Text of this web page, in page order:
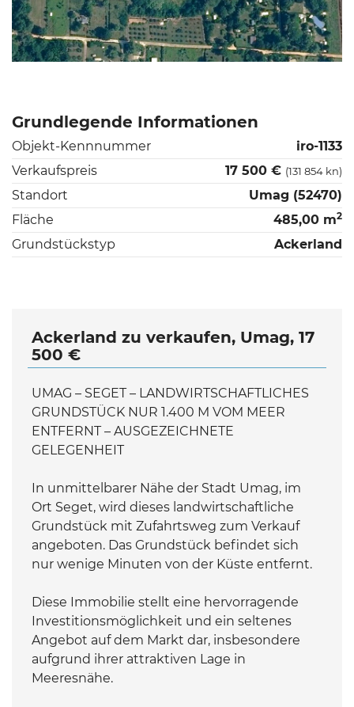
Grundlegende Informationen
Objekt-Kennnummer
iro-1133
Verkaufspreis
17 500 € (131 854 kn)
Standort
Umag (52470)
Fläche
485,00 m2
Grundstückstyp Ackerland
Ackerland zu verkaufen, Umag, 17
500 €
UMAG – SEGET – LANDWIRTSCHAFTLICHES
GRUNDSTÜCK NUR 1.400 M VOM MEER
ENTFERNT – AUSGEZEICHNETE
GELEGENHEIT
In unmittelbarer Nähe der Stadt Umag, im
Ort Seget, wird dieses landwirtschaftliche
Grundstück mit Zufahrtsweg zum Verkauf
angeboten. Das Grundstück befindet sich
nur wenige Minuten von der Küste entfernt.
Diese Immobilie stellt eine hervorragende
Investitionsmöglichkeit und ein seltenes
Angebot auf dem Markt dar, insbesondere
aufgrund ihrer attraktiven Lage in
Meeresnähe.